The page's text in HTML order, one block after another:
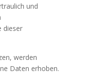
und
dieser
werden
Daten erhoben.